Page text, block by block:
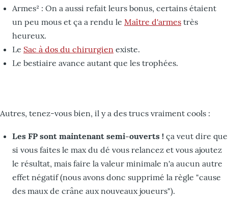
Armes² : On a aussi refait leurs bonus, certains étaient
un peu mous et ça a rendu le Maître d'armes très
heureux.
Le Sac à dos du chirurgien existe.
Le bestiaire avance autant que les trophées.
Autres, tenez-vous bien, il y a des trucs vraiment cools :
Les FP sont maintenant semi-ouverts ! ça veut dire que
si vous faites le max du dé vous relancez et vous ajoutez
le résultat, mais faire la valeur minimale n'a aucun autre
effet négatif (nous avons donc supprimé la règle "cause
des maux de crâne aux nouveaux joueurs").